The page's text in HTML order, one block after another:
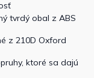
tvrdý obal z ABS
z 210D Oxford
ktoré sa dajú